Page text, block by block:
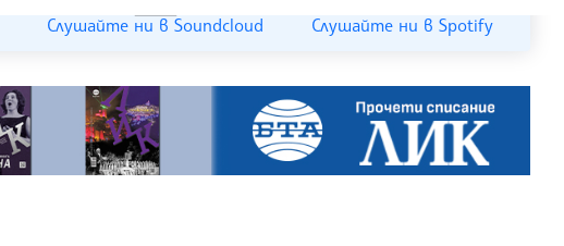
Слушайте ни в Soundcloud Слушайте ни в Spotify